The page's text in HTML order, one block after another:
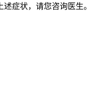
症状，请您咨询医生。